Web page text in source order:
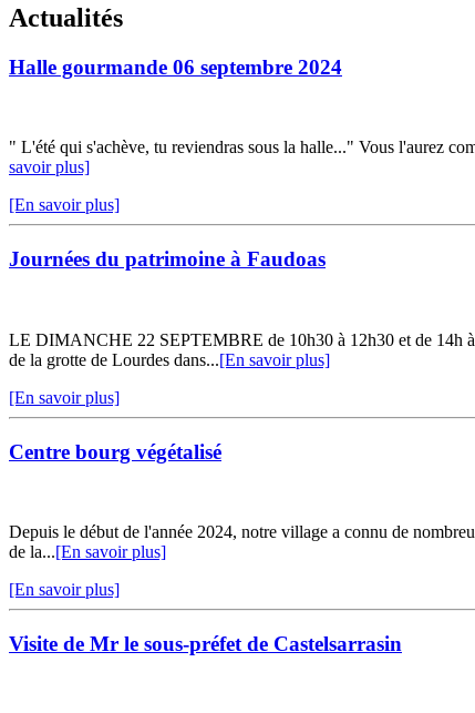
Actualités
Halle gourmande 06 septembre 2024
" L'été qui s'achève, tu reviendras sous la halle..." Vous l'aurez
savoir plus]
[En savoir plus]
Journées du patrimoine à Faudoas
LE DIMANCHE 22 SEPTEMBRE de 10h30 à 12h30 et de 14h à
de la grotte de Lourdes dans...[En savoir plus]
[En savoir plus]
Centre bourg végétalisé
Depuis le début de l'année 2024, notre village a connu de
de la...[En savoir plus]
[En savoir plus]
Visite de Mr le sous-préfet de Castelsarrasin